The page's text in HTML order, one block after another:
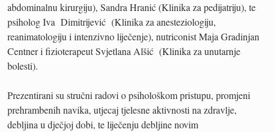
abdominalnu kirurgiju), Sandra Hranić (Klinika za pedijatriju), te
psiholog Iva Dimitrijević (Klinika za anesteziologiju,
reanimatologiju i intenzivno liječenje), nutriconist Maja Gradinjan
Centner i fizioterapeut Svjetlana Alšić (Klinika za unutarnje
bolesti).
Prezentirani su stručni radovi o psihološkom pristupu, promjeni
prehrambenih navika, utjecaj tjelesne aktivnosti na zdravlje,
debljina u dječjoj dobi, te liječenju debljine novim